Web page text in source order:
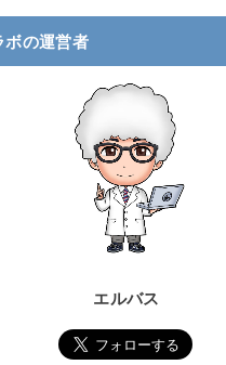
ボの運営者
ルバス